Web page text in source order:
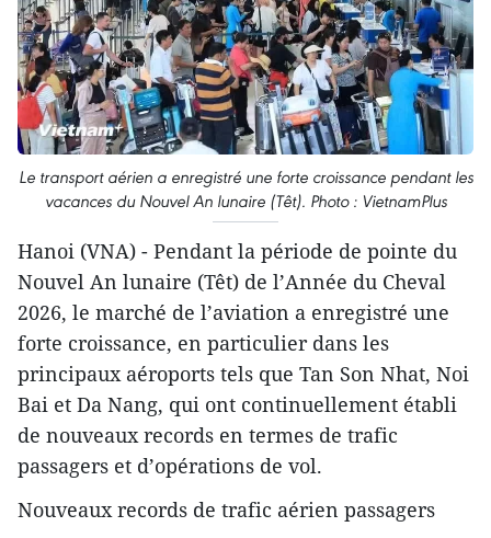
Le transport aérien a enregistré une forte croissance pendant les
vacances du Nouvel An lunaire (Têt). Photo : VietnamPlus
Hanoi (VNA) - Pendant la période de pointe du
Nouvel An lunaire (Têt) de l’Année du Cheval
2026, le marché de l’aviation a enregistré une
forte croissance, en particulier dans les
principaux aéroports tels que Tan Son Nhat, Noi
Bai et Da Nang, qui ont continuellement établi
de nouveaux records en termes de trafic
passagers et d’opérations de vol.
Nouveaux records de trafic aérien passagers